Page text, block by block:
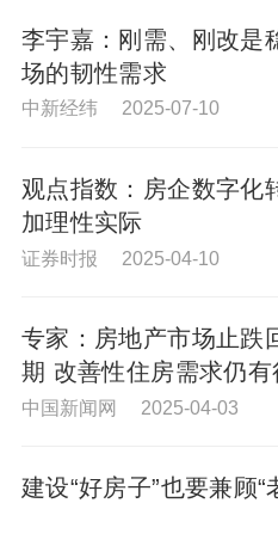
李宇嘉：刚需、刚改是
场的韧性需求
中新经纬 2025-07-10
观点指数：房企数字化
加理性实际
证券时报 2025-04-10
专家：房地产市场止跌
期 改善性住房需求仍有
力
中国新闻网 2025-04-03
建设“好房子”也要兼顾“